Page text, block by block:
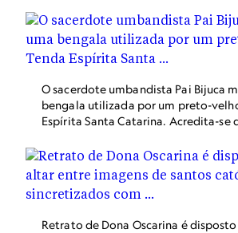
O sacerdote umbandista Pai Bijuca
bengala utilizada por um preto-
Espírita Santa Catarina. Acredita-se
o solo onde vivem os ancestrais.
Retrato de Dona Oscarina é